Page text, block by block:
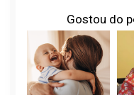
Gostou do